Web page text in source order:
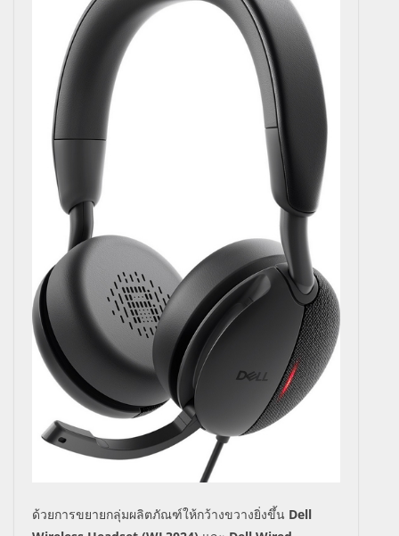
ด้วยการขยายกลุ่มผลิตภัณฑ์ให้กว้างขวางยิ่งขึ้น Dell